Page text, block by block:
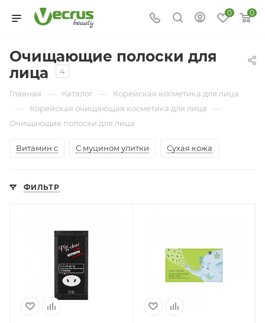
0 0
Очищающие полоски для
лица
4
Главная — Каталог — Корейская косметика для лица
— Корейская очищающая косметика для лица —
Очищающие полоски для лица
Витамин с С муцином улитки Сухая кожа
ФИЛЬТР